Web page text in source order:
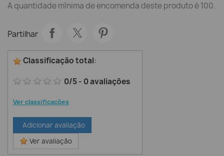
A quantidade mínima de encomenda deste produto é 100.
Partilhar
Classificação total:
0/5- 0avaliações
Ver classificações
Adicionar avaliação
Ver avaliação